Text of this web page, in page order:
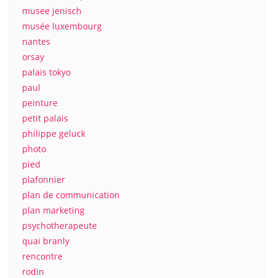
musee jenisch
musée luxembourg
nantes
orsay
palais tokyo
paul
peinture
petit palais
philippe geluck
photo
pied
plafonnier
plan de communication
plan marketing
psychotherapeute
quai branly
rencontre
rodin